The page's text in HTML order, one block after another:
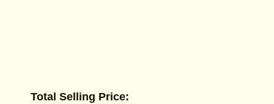
Total Selling Price: